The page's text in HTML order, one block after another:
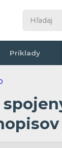
Príklady